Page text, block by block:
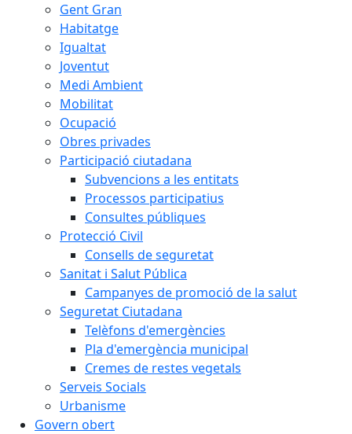
Gent Gran
Habitatge
Igualtat
Joventut
Medi Ambient
Mobilitat
Ocupació
Obres privades
Participació ciutadana
Subvencions a les entitats
Processos participatius
Consultes públiques
Protecció Civil
Consells de seguretat
Sanitat i Salut Pública
Campanyes de promoció de la salut
Seguretat Ciutadana
Telèfons d'emergències
Pla d'emergència municipal
Cremes de restes vegetals
Serveis Socials
Urbanisme
Govern obert